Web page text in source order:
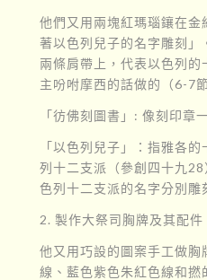
他們又用兩塊紅瑪瑙鑲在
著以色列兒子的名字雕刻
兩條肩帶上，代表以色列
主吩咐摩西的話做的（6-7
「彷佛刻圖書」: 像刻印章
「以色列兒子」：指雅各
列十二支派（參創四十九
色列十二支派的名字分別雕
2. 製作大祭司胸牌及其配件
他又用巧設的圖案手工做
線、藍色紫色朱紅色線和撚